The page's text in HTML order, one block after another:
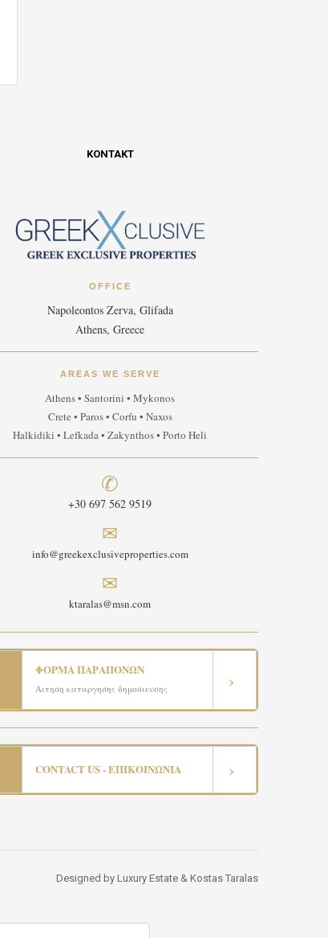
KONTAKT
OFFICE
Napoleontos Zerva, Glifada
Athens, Greece
AREAS WE SERVE
Athens • Santorini • Mykonos
Crete • Paros • Corfu • Naxos
Halkidiki • Lefkada • Zakynthos • Porto Heli
✆
+30 697 562 9519
✉
info@greekexclusiveproperties.com
✉
ktaralas@msn.com
ΦΟΡΜΑ ΠΑΡΑΠΟΝΩΝ
Αιτηση καταργησης δημοσιευσης ›
CONTACT US - ΕΠΙΚΟΙΝΩΝΙΑ ›
Designed by Luxury Estate & Kostas Taralas